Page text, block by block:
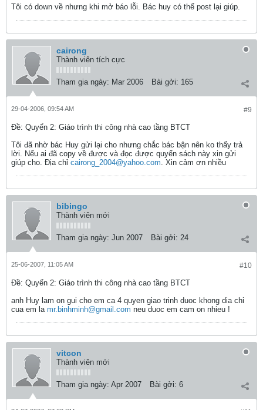
Tôi có down về nhưng khi mở báo lỗi. Bác huy có thể post lại giúp.
cairong
Thành viên tích cực
Tham gia ngày: Mar 2006 Bài gởi: 165
#9
29-04-2006, 09:54 AM
Ðề: Quyển 2: Giáo trình thi công nhà cao tầng BTCT
Tôi đã nhờ bác Huy gửi lại cho nhưng chắc bác bận nên ko thấy trả
lời. Nếu ai đã copy về được và đọc được quyển sách này xin gửi
giúp cho. Địa chỉ cairong_2004@yahoo.com. Xin cảm ơn nhiều
bibingo
Thành viên mới
Tham gia ngày: Jun 2007 Bài gởi: 24
#10
25-06-2007, 11:05 AM
Ðề: Quyển 2: Giáo trình thi công nhà cao tầng BTCT
anh Huy lam on gui cho em ca 4 quyen giao trinh duoc khong dia chi
cua em la mr.binhminh@gmail.com neu duoc em cam on nhieu !
vitcon
Thành viên mới
Tham gia ngày: Apr 2007 Bài gởi: 6